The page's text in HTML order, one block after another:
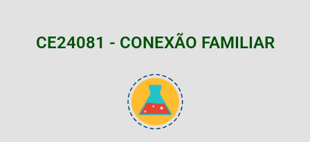
CE24081 - CONEXÃO FAMILIAR